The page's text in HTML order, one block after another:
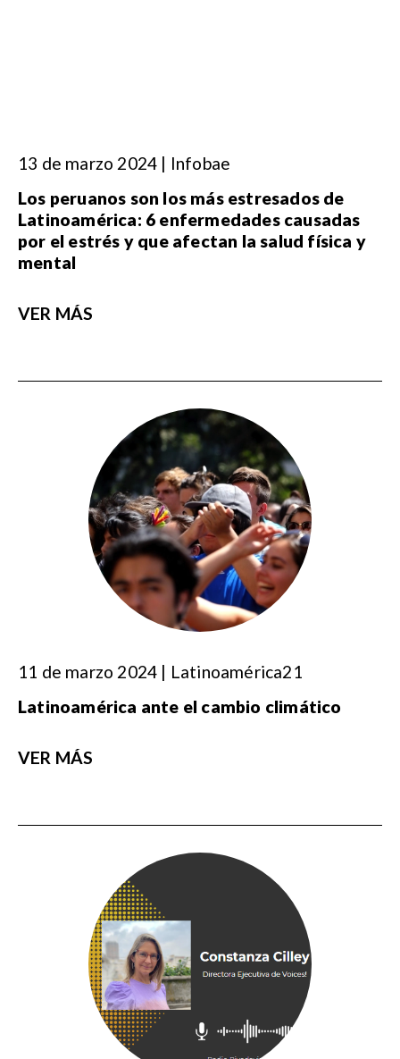
13 de marzo 2024 | Infobae
Los peruanos son los más estresados de
Latinoamérica: 6 enfermedades causadas
por el estrés y que afectan la salud física y
mental
VER MÁS
11 de marzo 2024 | Latinoamérica21
Latinoamérica ante el cambio climático
VER MÁS